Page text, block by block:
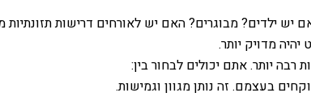
יש ילדים? מבוגרים? האם יש לאורחים דרישות תזונתיות
מדויק יותר.
רבה יותר. אתם יכולים לבחור בין:
בעצמם. זה נותן מגוון וגמישות.